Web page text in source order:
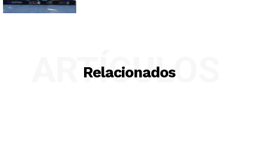
Relacionados
ARTÍCULOS